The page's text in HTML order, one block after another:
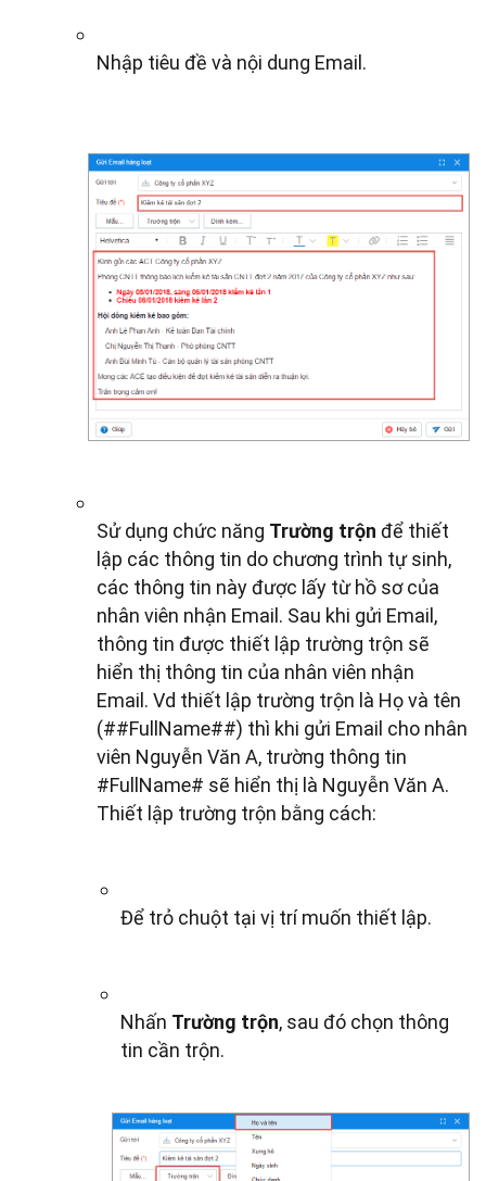
Nhập tiêu đề và nội dung Email.
Sử dụng chức năng Trường trộn để thiết
lập các thông tin do chương trình tự sinh,
các thông tin này được lấy từ hồ sơ của
nhân viên nhận Email. Sau khi gửi Email,
thông tin được thiết lập trường trộn sẽ
hiển thị thông tin của nhân viên nhận
Email. Vd thiết lập trường trộn là Họ và tên
(##FullName##) thì khi gửi Email cho nhân
viên Nguyễn Văn A, trường thông tin
#FullName# sẽ hiển thị là Nguyễn Văn A.
Thiết lập trường trộn bằng cách:
Để trỏ chuột tại vị trí muốn thiết lập.
Nhấn Trường trộn, sau đó chọn thông
tin cần trộn.